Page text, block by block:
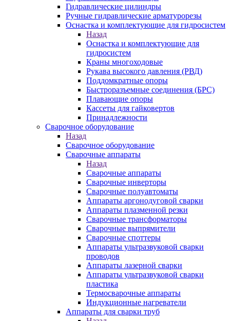
Гидравлические цилиндры
Ручные гидравлические арматурорезы
Оснастка и комплектующие для гидросистем
Назад
Оснастка и комплектующие для
гидросистем
Краны многоходовые
Рукава высокого давления (РВД)
Поддомкратные опоры
Быстроразъемные соединения (БРС)
Плавающие опоры
Кассеты для гайковертов
Принадлежности
Сварочное оборудование
Назад
Сварочное оборудование
Сварочные аппараты
Назад
Сварочные аппараты
Сварочные инверторы
Сварочные полуавтоматы
Аппараты аргонодуговой сварки
Аппараты плазменной резки
Сварочные трансформаторы
Сварочные выпрямители
Сварочные споттеры
Аппараты ультразвуковой сварки
проводов
Аппараты лазерной сварки
Аппараты ультразвуковой сварки
пластика
Термосварочные аппараты
Индукционные нагреватели
Аппараты для сварки труб